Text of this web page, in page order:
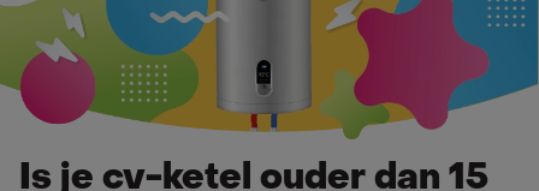
Is je cv-ketel ouder dan 15